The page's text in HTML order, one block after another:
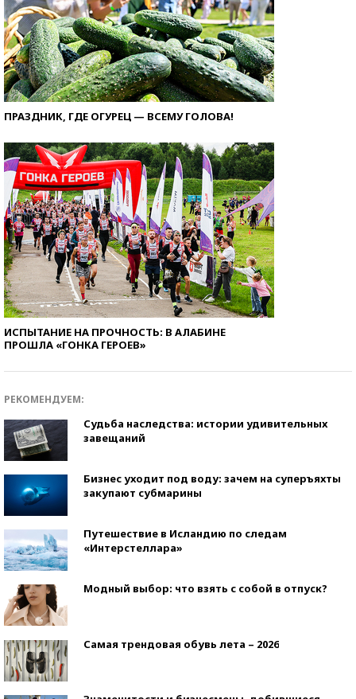
ПРАЗДНИК, ГДЕ ОГУРЕЦ — ВСЕМУ ГОЛОВА!
ИСПЫТАНИЕ НА ПРОЧНОСТЬ: В АЛАБИНЕ
ПРОШЛА «ГОНКА ГЕРОЕВ»
РЕКОМЕНДУЕМ:
Судьба наследства: истории удивительных
завещаний
Бизнес уходит под воду: зачем на суперъяхты
закупают субмарины
Путешествие в Исландию по следам
«Интерстеллара»
Модный выбор: что взять с собой в отпуск?
Самая трендовая обувь лета – 2026